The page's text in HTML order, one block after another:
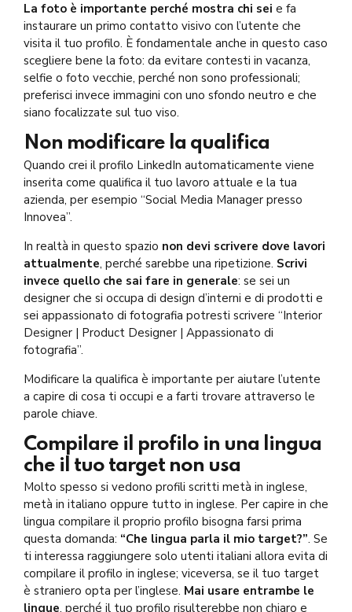
La foto è importante perché mostra chi sei e fa
instaurare un primo contatto visivo con l’utente che
visita il tuo profilo. È fondamentale anche in questo caso
scegliere bene la foto: da evitare contesti in vacanza,
selfie o foto vecchie, perché non sono professionali;
preferisci invece immagini con uno sfondo neutro e che
siano focalizzate sul tuo viso.
Non modificare la qualifica
Quando crei il profilo LinkedIn automaticamente viene
inserita come qualifica il tuo lavoro attuale e la tua
azienda, per esempio “Social Media Manager presso
Innovea”.
In realtà in questo spazio non devi scrivere dove lavori
attualmente, perché sarebbe una ripetizione. Scrivi
invece quello che sai fare in generale: se sei un
designer che si occupa di design d’interni e di prodotti e
sei appassionato di fotografia potresti scrivere “Interior
Designer | Product Designer | Appassionato di
fotografia”.
Modificare la qualifica è importante per aiutare l’utente
a capire di cosa ti occupi e a farti trovare attraverso le
parole chiave.
Compilare il profilo in una lingua
che il tuo target non usa
Molto spesso si vedono profili scritti metà in inglese,
metà in italiano oppure tutto in inglese. Per capire in che
lingua compilare il proprio profilo bisogna farsi prima
questa domanda: “Che lingua parla il mio target?”. Se
ti interessa raggiungere solo utenti italiani allora evita di
compilare il profilo in inglese; viceversa, se il tuo target
è straniero opta per l’inglese. Mai usare entrambe le
lingue, perché il tuo profilo risulterebbe non chiaro e